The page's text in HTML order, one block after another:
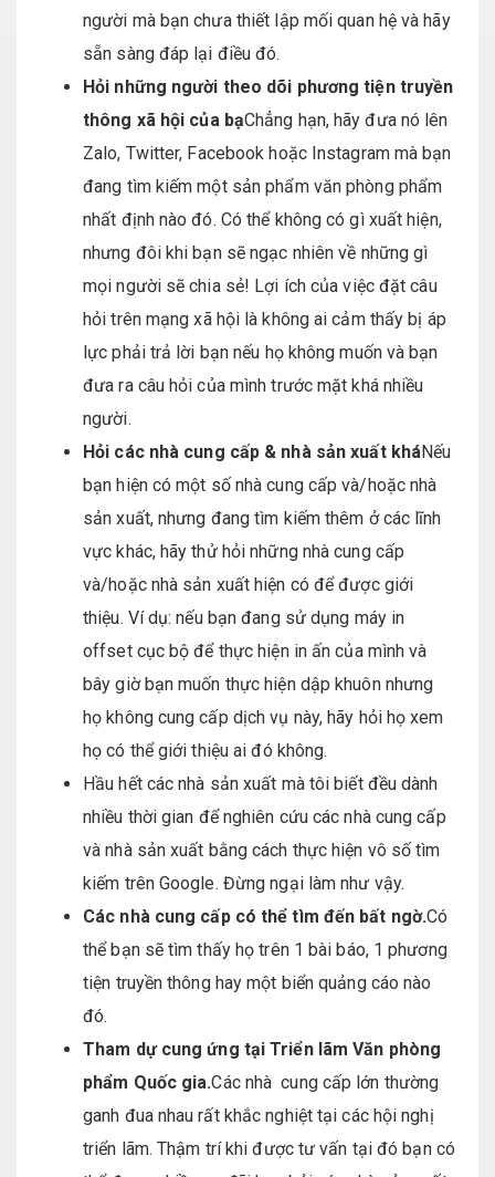
người mà bạn chưa thiết lập mối quan hệ và hãy
sẵn sàng đáp lại điều đó.
Hỏi những người theo dõi phương tiện truyền
thông xãhội của bạChẳng hạn, hãy đưa nó lên
Zalo, Twitter, Facebook hoặc Instagram mà bạn
đang tìm kiếm một sản phẩm văn phòng phẩm
nhất định nào đó. Có thể không có gì xuất hiện,
nhưng đôi khi bạn sẽ ngạc nhiên về những gì
mọi người sẽ chia sẻ! Lợi ích của việc đặt câu
hỏi trên mạng xã hội là không ai cảm thấy bị áp
lực phải trả lời bạn nếu họ không muốn và bạn
đưa ra câu hỏi của mình trước mặt khá nhiều
người.
Hỏi các nhà cung cấp & nhàsản xuất kháNếu
bạn hiện có một số nhà cung cấp và/hoặc nhà
sản xuất, nhưng đang tìm kiếm thêm ở các lĩnh
vực khác, hãy thử hỏi những nhà cung cấp
và/hoặc nhà sản xuất hiện có để được giới
thiệu. Ví dụ: nếu bạn đang sử dụng máy in
offset cục bộ để thực hiện in ấn của mình và
bây giờ bạn muốn thực hiện dập khuôn nhưng
họ không cung cấp dịch vụ này, hãy hỏi họ xem
họ có thể giới thiệu ai đó không.
Hầu hết các nhà sản xuất mà tôi biết đều dành
nhiều thời gian để nghiên cứu các nhà cung cấp
và nhà sản xuất bằng cách thực hiện vô số tìm
kiếm trên Google. Đừng ngại làm như vậy.
Các nhà cung cấp có thể tìm đến bất ngờ.Có
thể bạn sẽ tìm thấy họ trên 1 bài báo, 1 phương
tiện truyền thông hay một biển quảng cáo nào
đó.
Tham dựcungứng tại Triển l ãm Văn phòng
phẩm Quốc gia.Các nhà cung cấp lớn thường
ganh đua nhau rất khắc nghiệt tại các hội nghị
triển lãm. Thậm trí khi được tư vấn tại đó bạn có